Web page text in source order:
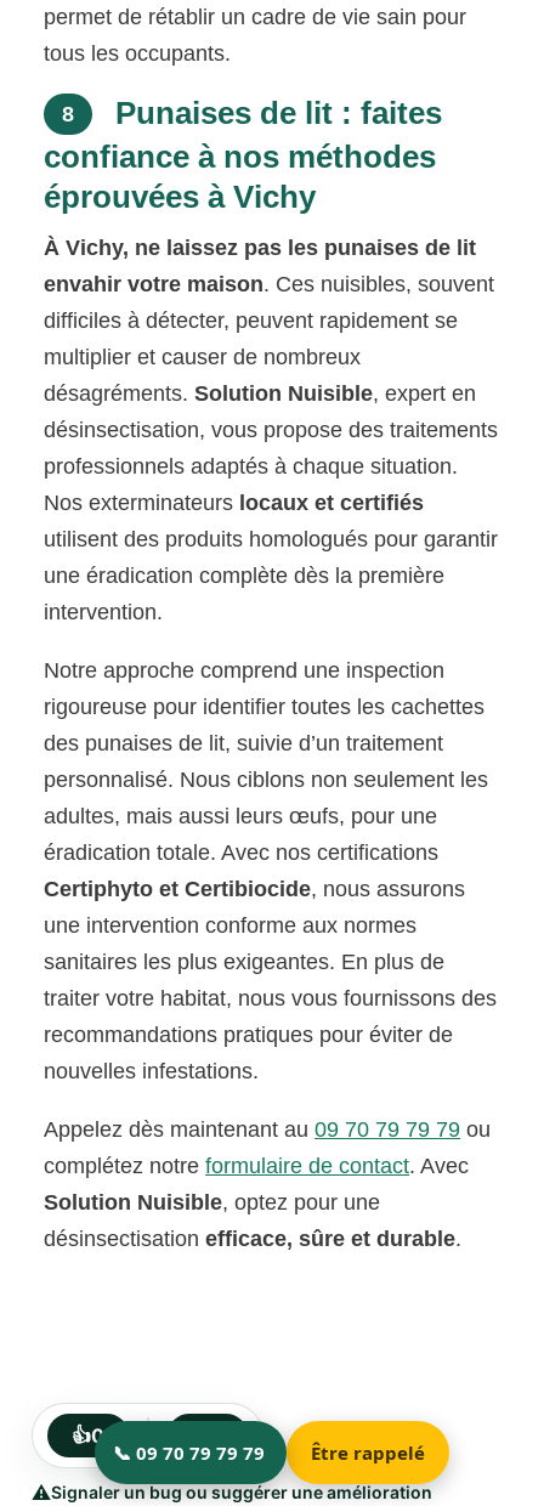
permet de rétablir un cadre de vie sain pour
tous les occupants.
8
Punaises de lit : faites
confiance à nos méthodes
éprouvées à Vichy
À Vichy, ne laissez pas les punaises de lit
envahir votre maison. Ces nuisibles, souvent
difficiles à détecter, peuvent rapidement se
multiplier et causer de nombreux
désagréments.Solution Nuisible, expert en
désinsectisation, vous propose des traitements
professionnels adaptés à chaque situation.
Nos exterminateurs locaux et certifiés
utilisent des produits homologués pour garantir
une éradication complète dès la première
intervention.
Notre approche comprend une inspection
rigoureuse pour identifier toutes les cachettes
des punaises de lit, suivie d’un traitement
personnalisé. Nous ciblons non seulement les
adultes, mais aussi leurs œufs, pour une
éradication totale. Avec nos certifications
Certiphyto et Certibiocide, nous assurons
une intervention conforme aux normes
sanitaires les plus exigeantes. En plus de
traiter votre habitat, nous vous fournissons des
recommandations pratiques pour éviter de
nouvelles infestations.
Appelez dès maintenant au09 70 79 79 79 ou
complétez notreformulaire de contact. Avec
Solution Nuisible, optez pour une
désinsectisationefficace, sûre et durable.
👍0
⚠️Signaler un bug ou suggérer une amélioration